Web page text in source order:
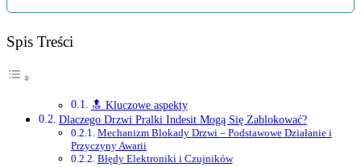
Spis Treści
🔝 Kluczowe aspekty
Dlaczego Drzwi Pralki Indesit Mogą Się Zablokować?
Mechanizm Blokady Drzwi – Podstawowe Działanie i
Przyczyny Awarii
Błędy Elektroniki i Czujników